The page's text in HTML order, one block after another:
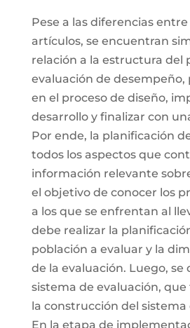
Pese a las diferencias
artículos, se encuentran
relación a la estructura del
evaluación de
en el proceso de diseño,
desarrollo y finalizar con
Por ende, la planificación
todos los aspectos que
información relevante
el objetivo de conocer los
a los que se enfrentan al
debe realizar la
población a evaluar y la
de la evaluación. Luego, se
sistema de evaluación,
la construcción del sistema
En la etapa de